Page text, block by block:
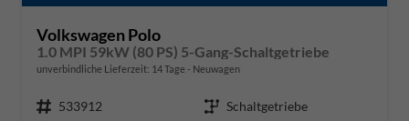
Volkswagen Polo
1.0 MPI 59kW (80 PS) 5-Gang-Schaltgetriebe
unverbindliche Lieferzeit: 14 Tage Neuwagen
Fahrzeugnr. 533912 Getriebe Schaltgetriebe